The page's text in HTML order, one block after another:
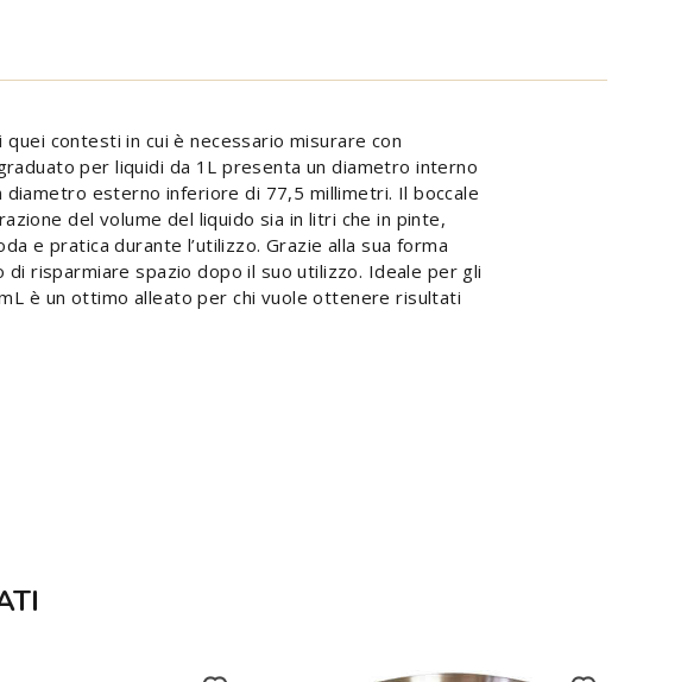
contesti in cui è necessario misurare con
per liquidi da 1L presenta un diametro interno
esterno inferiore di 77,5 millimetri. Il boccale
del volume del liquido sia in litri che in pinte,
e pratica durante l’utilizzo. Grazie alla sua forma
risparmiare spazio dopo il suo utilizzo. Ideale per gli
è un ottimo alleato per chi vuole ottenere risultati